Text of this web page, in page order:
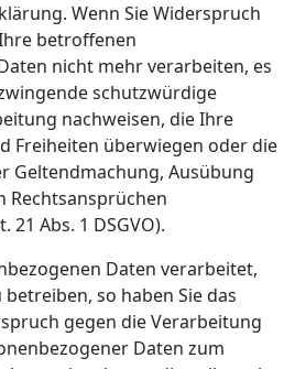
Wenn Sie Widerspruch
betroffenen
nicht mehr verarbeiten, es
schutzwürdige
nachweisen, die Ihre
Freiheiten überwiegen oder die
Geltendmachung, Ausübung
Rechtsansprüchen
Abs. 1 DSGVO).
Daten verarbeitet,
so haben Sie das
gegen die Verarbeitung
Daten zum